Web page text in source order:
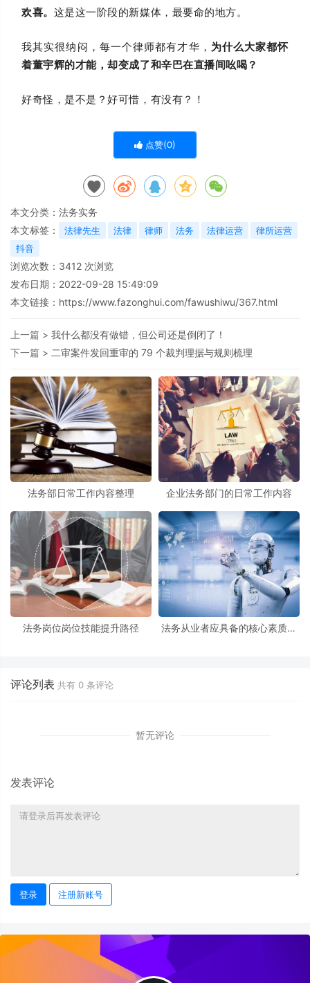
欢喜。 这是这一阶段的新媒体，最要命的地方。
我其实很纳闷，每一个律师都有才华， 为什么大家都怀
着董宇辉的才能，却变成了和辛巴在直播间吆喝？
好奇怪，是不是？好可惜，有没有？！
点赞(0)
本文分类： 法务实务
本文标签：
法律先生 法律 律师 法务 法律运营
律所运营
抖音
浏览次数： 3412 次浏览
发布日期：2022-09-28 15:49:09
本文链接： https://www.fazonghui.com/fawushiwu/367.html
上一篇 > 我什么都没有做错，但公司还是倒闭了！
下一篇 > 二审案件发回重审的 79 个裁判理据与规则梳理
法务部日常工作内容整理 企业法务部门的日常工作内容
法务岗位岗位技能提升路径
法务从业者应具备的核心素质有
评论列表 共有 0 条评论
暂无评论
发表评论
登录 注册新账号